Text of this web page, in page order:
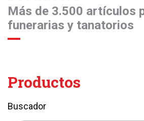
Más de 3.500 artículos
funerarias y tanatorios
Productos
Buscador